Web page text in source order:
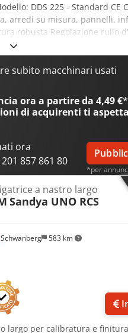
DDS 225 - Standard
arredi su misura, pannelli,
robusta Regolazione rullo
Nastro trasportatore a 2
minima pezzo 0,8 mm
rotazione rulli 1400 giri/min
100 mm ciascuna
abrasivo grana 80 Nastro
330
subito macchinari usati
ora a partire da 4,49 €*
di acquirenti ti
ora
857 861 80
*per
583 km
a nastro largo
Sandya UNO RCS
largo per calibratura e finitura